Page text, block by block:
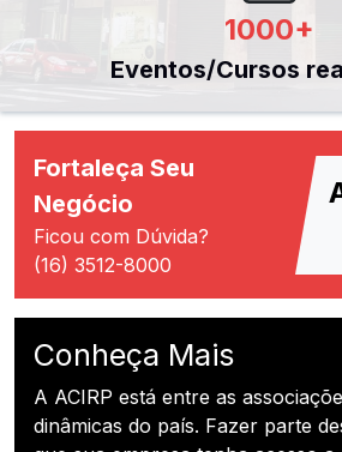
1000+
Eventos/Cursos
Fortaleça Seu
Negócio
Ficou com Dúvida?
(16) 3512-8000
Conheça Mais
A ACIRP está entre as
dinâmicas do país. Fazer parte